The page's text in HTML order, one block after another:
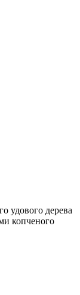
удового дерева
копченого